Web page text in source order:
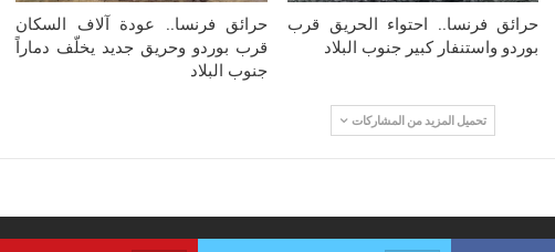
حرائق فرنسا.. احتواء الحريق قرب
بوردو واستنفار كبير جنوب البلاد
حرائق فرنسا.. عودة آلاف السكان
قرب بوردو وحريق جديد يخلّف دماراً
جنوب البلاد
تحميل المزيد من المشاركات